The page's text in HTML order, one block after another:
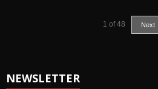
1 of 48 Next
NEWSLETTER